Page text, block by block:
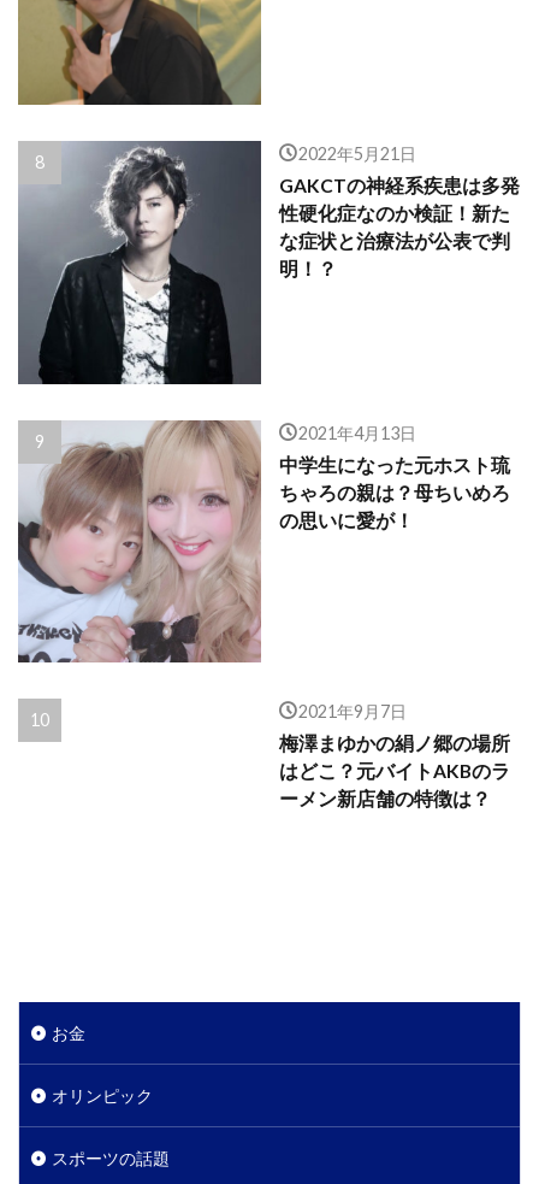
2022年5月21日
GAKCTの神経系疾患は多発
性硬化症なのか検証！新た
な症状と治療法が公表で判
明！？
2021年4月13日
中学生になった元ホスト琉
ちゃろの親は？母ちいめろ
の思いに愛が！
2021年9月7日
梅澤まゆかの絹ノ郷の場所
はどこ？元バイトAKBのラ
ーメン新店舗の特徴は？
お金
オリンピック
スポーツの話題